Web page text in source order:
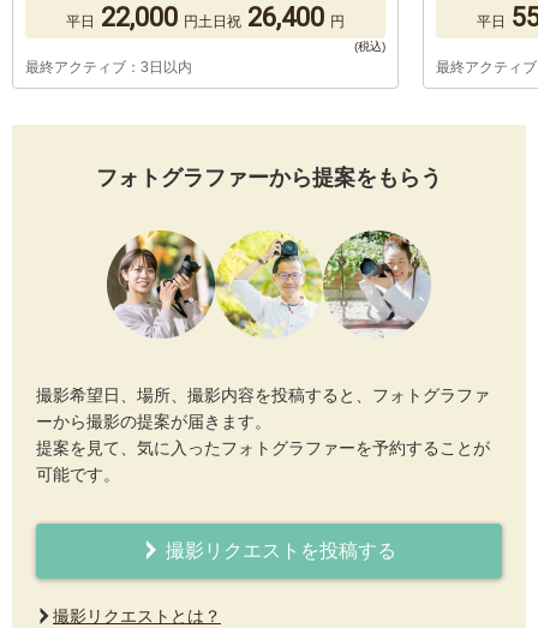
平日 22,000 円土日祝 26,400 円
最終アクティブ：3日以内
平日
最終アクティ
フォトグラファーから提案をもらう
撮影希望日、場所、撮影内容を投稿すると、フォトグラファ
ーから撮影の提案が届きます。
提案を見て、気に入ったフォトグラファーを予約することが
可能です。
撮影リクエストを投稿する
撮影リクエストとは？